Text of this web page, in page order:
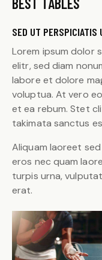
SED UT PERSPICIATIS
Lorem ipsum dolor
elitr, sed diam
labore et dolore
voluptua. At vero
et ea rebum. Stet
takimata sanctus
Aliquam laoreet
eros nec quam
turpis urna,
erat.